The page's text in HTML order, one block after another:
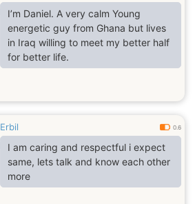
I’m Daniel. A very calm Young
energetic guy from Ghana but lives
in Iraq willing to meet my better half
for better life.
Erbil 0.6
I am caring and respectful i expect
same, lets talk and know each other
more